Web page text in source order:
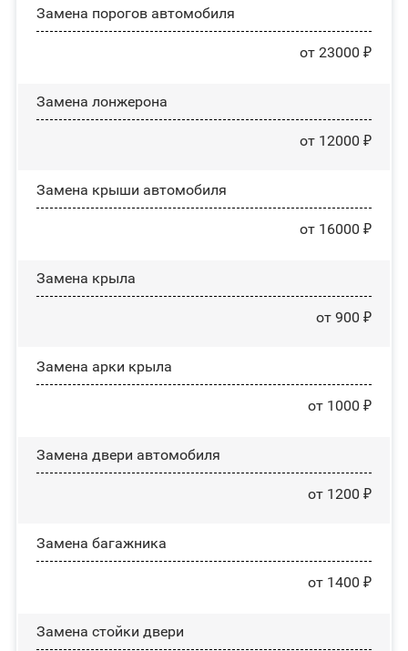
Замена порогов автомобиля
от 23000 ₽
Замена лонжерона
от 12000 ₽
Замена крыши автомобиля
от 16000 ₽
Замена крыла
от 900 ₽
Замена арки крыла
от 1000 ₽
Замена двери автомобиля
от 1200 ₽
Замена багажника
от 1400 ₽
Зaмeнa cтoйĸи двepи